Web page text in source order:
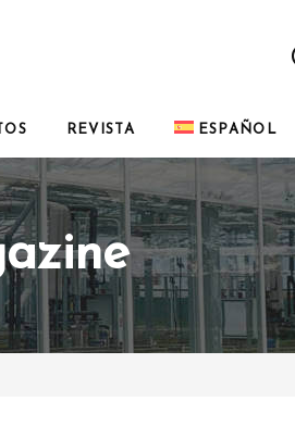
REVISTA ESPAÑOL